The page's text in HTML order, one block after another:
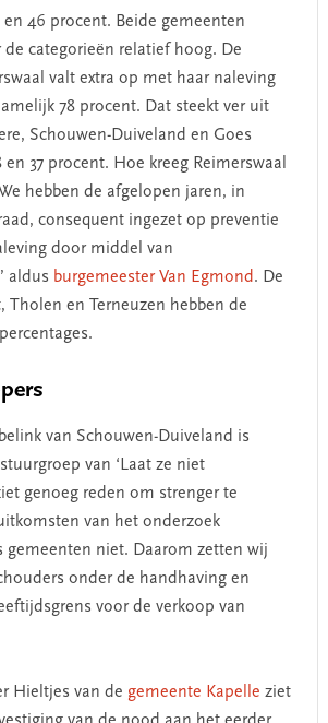
46 procent. Beide gemeenten
de categorieën relatief hoog. De
valt extra op met haar naleving
78 procent. Dat steekt ver uit
Schouwen-Duiveland en Goes
37 procent. Hoe kreeg Reimerswaal
hebben de afgelopen jaren, in
consequent ingezet op preventie
door middel van
aldus burgemeester Van Egmond. De
Tholen en Terneuzen hebben de
van Schouwen-Duiveland is
van ‘Laat ze niet
genoeg reden om strenger te
van het onderzoek
gemeenten niet. Daarom zetten wij
onder de handhaving en
voor de verkoop van
Hieltjes van de gemeente Kapelle ziet